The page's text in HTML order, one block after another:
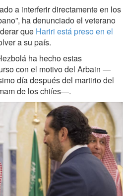
a interferir directamente en los
ha denunciado el veterano
que Hariri está preso en el
a su país.
ha hecho estas
con el motivo del Arbain —
día después del martirio del
de los chiíes—.